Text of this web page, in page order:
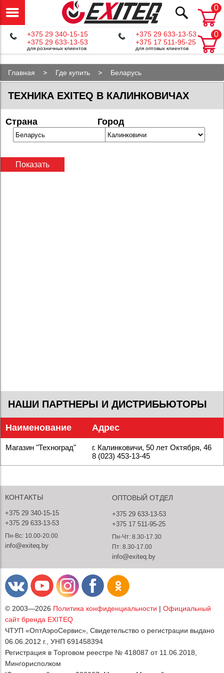
0
0
+375 29 340-15-15
+375 29 633-13-53
для розничных клиентов
+375 29 633-13-53
+375 17 511-95-25
для оптовых клиентов
Главная Где купить Беларусь
ТЕХНИКА EXITEQ В КАЛИНКОВИЧАХ
Страна Город
Показать
НАШИ ПАРТНЕРЫ И ДИСТРИБЬЮТОРЫ
Наименование Адрес
Магазин "Техноград"
г. Калинковичи, 50 лет Октября, 46
8 (023) 453-13-45
КОНТАКТЫ
+375 29 340-15-15
+375 29 633-13-53
Пн-Вс: 10.00-20.00
info@exiteq.by
ОПТОВЫЙ ОТДЕЛ
+375 29 633-13-53
+375 17 511-95-25
Пн-Чт: 8.30-17.30
Пт: 8.30-17.00
info@exiteq.by
© 2003—2026 Политика конфиденциальности | Официальный
сайт бренда EXITEQ
ЧТУП «ОптАэроСервис», Свидетельство о регистрации выдано
06.06.2012 г., УНП 691458394
Регистрация в Торговом реестре № 418087 от 11.06.2018,
Мингорисполком